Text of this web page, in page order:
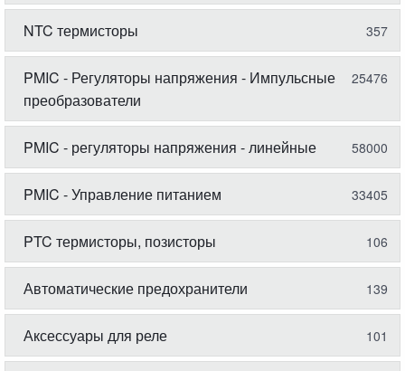
NTC термисторы 357
PMIC - Регуляторы напряжения - Импульсные
преобразователи
25476
PMIC - регуляторы напряжения - линейные 58000
PMIC - Управление питанием 33405
PTC термисторы, позисторы 106
Автоматические предохранители 139
Аксессуары для реле 101